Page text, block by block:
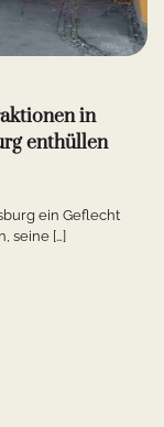
in
enthüllen
ein Geflecht
seine […]